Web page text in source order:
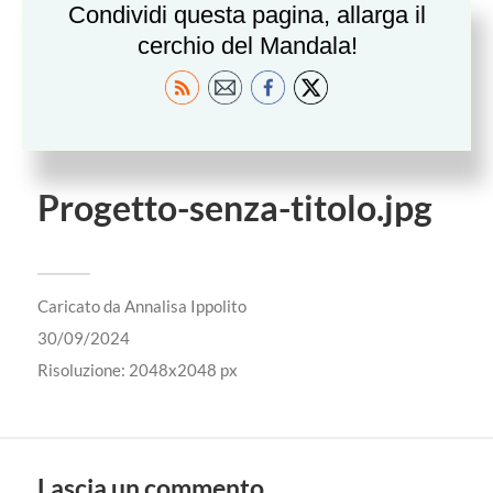
Progetto-senza-titolo.jpg
Caricato da Annalisa Ippolito
30/09/2024
Risoluzione: 2048x2048 px
Condividi questa pagina, allarga il
cerchio del Mandala!